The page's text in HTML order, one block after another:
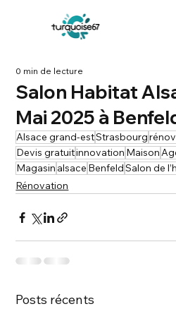
Salon Habitat
Mai 2025 à
0 min de lecture
Alsace grand-estStrasbourg
Devis gratuitinnovation Maison
Magasin alsace BenfeldSalon de
Rénovation
Posts récents